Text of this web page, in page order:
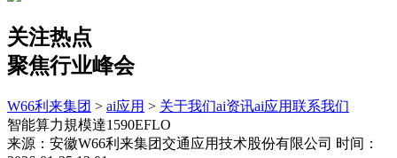
关注热点
聚焦行业峰会
W66利来集团 > ai应用 > 关于我们ai资讯ai应用联系我们
智能算力規模達1590EFLO
来源：安徽W66利来集团交通应用技术股份有限公司 时间：